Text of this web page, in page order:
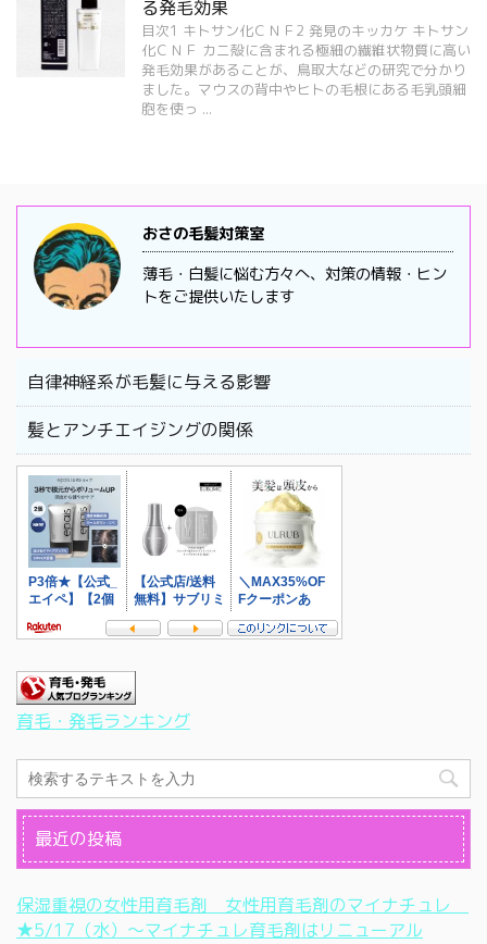
る発毛効果
目次1 キトサン化ＣＮＦ2 発見のキッカケ キトサン
化ＣＮＦ カニ殻に含まれる極細の繊維状物質に高い
発毛効果があることが、鳥取大などの研究で分かり
ました。マウスの背中やヒトの毛根にある毛乳頭細
胞を使っ ...
おさの毛髪対策室
薄毛・白髪に悩む方々へ、対策の情報・ヒン
トをご提供いたします
自律神経系が毛髪に与える影響
髪とアンチエイジングの関係
育毛・発毛ランキング
最近の投稿
保湿重視の女性用育毛剤 女性用育毛剤のマイナチュレ
★5/17（水）〜マイナチュレ育毛剤はリニューアル